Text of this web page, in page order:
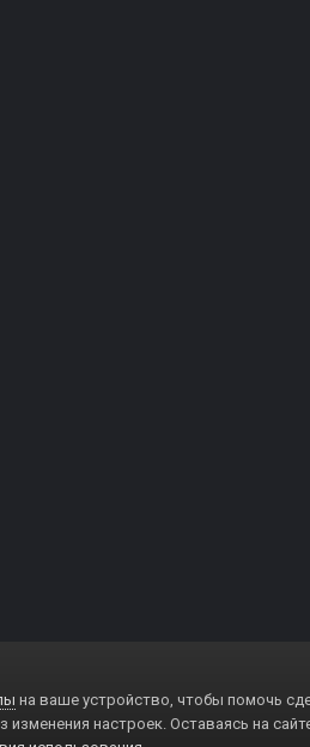
на ваше устройство, чтобы помочь
изменения настроек. Оставаясь на